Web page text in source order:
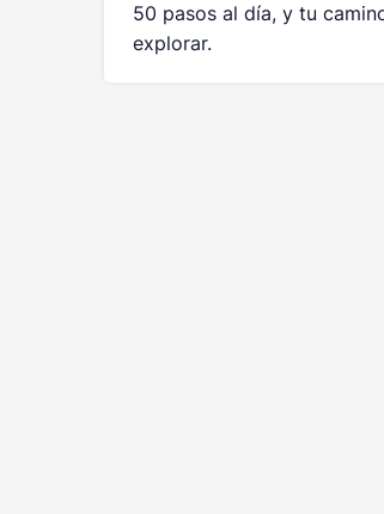
50 pasos al día, y tu
explorar.